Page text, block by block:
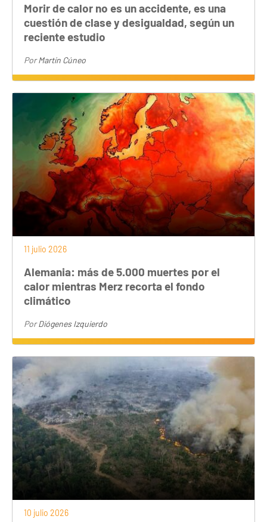
Morir de calor no es un accidente, es una
cuestión de clase y desigualdad, según un
reciente estudio
PorMartín Cúneo
11 julio 2026
Alemania: más de 5.000 muertes por el
calor mientras Merz recorta el fondo
climático
PorDiógenes Izquierdo
10 julio 2026